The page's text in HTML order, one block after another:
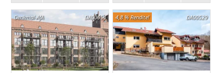
DA00654
Denkmal-AfA DA00529
4,8 % Rendite!